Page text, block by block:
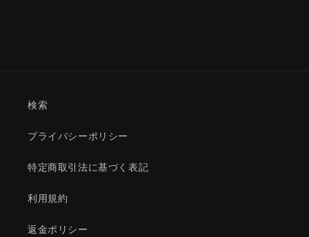
検索
プライバシーポリシー
特定商取引法に基づく表記
利用規約
返金ポリシー